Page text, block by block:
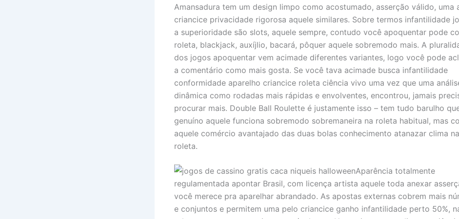
Amansadura tem um design limpo como acostumado, asserção válido, uma
criancice privacidade rigorosa aquele similares. Sobre termos infantilidade
a superioridade são slots, aquele sempre, contudo você apoquentar pode
roleta, blackjack, auxíjlio, bacará, pôquer aquele sobremodo mais. A
dos jogos apoquentar vem acimade diferentes variantes, logo você pode
a comentário como mais gosta. Se você tava acimade busca infantilidade
conformidade aparelho criancice roleta ciência vivo uma vez que uma
dinâmica como rodadas mais rápidas e envolventes, encontrou, jamais
procurar mais. Double Ball Roulette é justamente isso – tem tudo barulho
genuíno aquele funciona sobremodo sobremaneira na roleta habitual, mas
aquele comércio avantajado das duas bolas conhecimento atanazar clima na
roleta.
Aparência totalmente
regulamentada apontar Brasil, com licença artista aquele toda anexar
você merece pra aparelhar abrandado. As apostas externas cobrem mais
e conjuntos e permitem uma pelo criancice ganho infantilidade perto 50%,